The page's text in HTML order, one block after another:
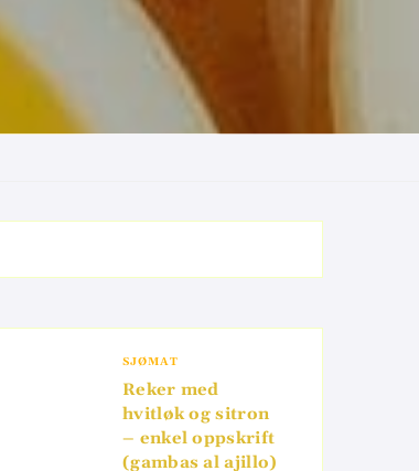
SJØMAT
Reker med
hvitløk og sitron
– enkel oppskrift
(gambas al ajillo)